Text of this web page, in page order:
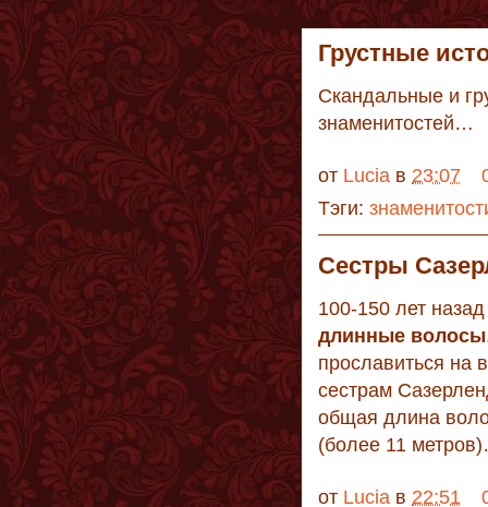
Грустные
Скандальные и
знаменитостей…
от Lucia в 23:07
Тэги:
Сестры
100-150 лет
длинные волосы
прославиться на
сестрам
общая длина
(более 11
от Lucia в 22:51